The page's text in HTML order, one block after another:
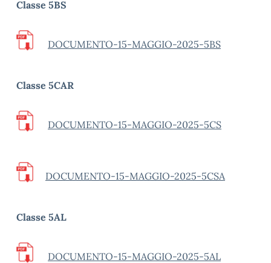
Classe 5BS
DOCUMENTO-15-MAGGIO-2025-5BS
Classe 5CAR
DOCUMENTO-15-MAGGIO-2025-5CS
DOCUMENTO-15-MAGGIO-2025-5CSA
Classe 5AL
DOCUMENTO-15-MAGGIO-2025-5AL